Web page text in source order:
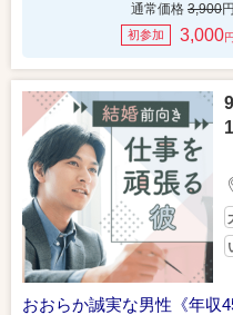
通常価格 3,900円
初参加 3,000円
おおらか誠実な男性《年収